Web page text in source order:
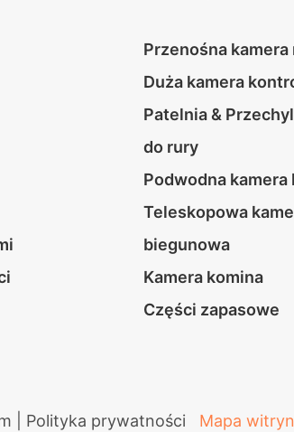
Przenośna kamera
Duża kamera
Patelnia &
do rury
Podwodna
Teleskopowa
biegunowa
Kamera komina
Części zapasowe
| Polityka prywatności Mapa